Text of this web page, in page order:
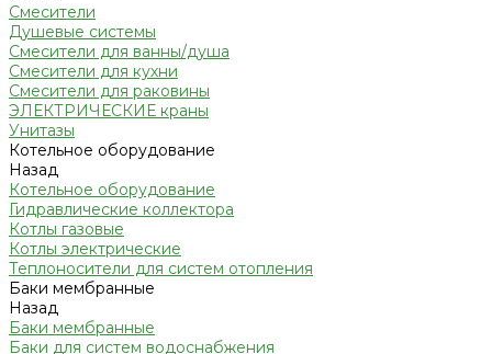
Смесители
Душевые системы
Смесители для ванны/душа
Смесители для кухни
Смесители для раковины
ЭЛЕКТРИЧЕСКИЕ краны
Унитазы
Котельное оборудование
Назад
Котельное оборудование
Гидравлические коллектора
Котлы газовые
Котлы электрические
Теплоносители для систем отопления
Баки мембранные
Назад
Баки мембранные
Баки для систем водоснабжения